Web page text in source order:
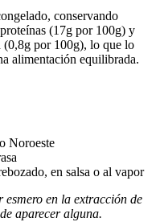
conservando
(17g por 100g) y
(0,8g por 100g), lo que lo
alimentación equilibrada.
Noroeste
en salsa o al vapor
esmero en la extracción de
aparecer alguna.